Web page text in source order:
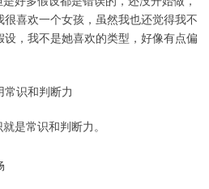
喜欢一个女孩，虽然我也还觉得我不
，我不是她喜欢的类型，好像有点偏
常识和判断力
是常识和判断力。